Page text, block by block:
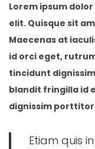
Lorem ipsum
elit. Quisque sit
Maecenas at
id orci eget,
tincidunt
blandit fringilla id
dignissim
Etiam quis